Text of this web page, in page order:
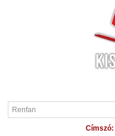
Címszó: